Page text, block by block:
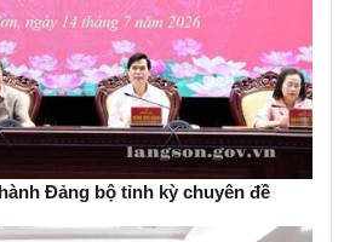
Đảng bộ tỉnh kỳ chuyên đề